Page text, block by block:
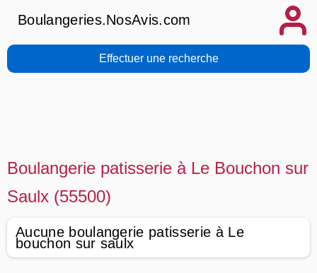
Boulangeries.NosAvis.com
Effectuer une recherche
Boulangerie patisserie à Le Bouchon sur
Saulx (55500)
Aucune boulangerie patisserie à Le
bouchon sur saulx